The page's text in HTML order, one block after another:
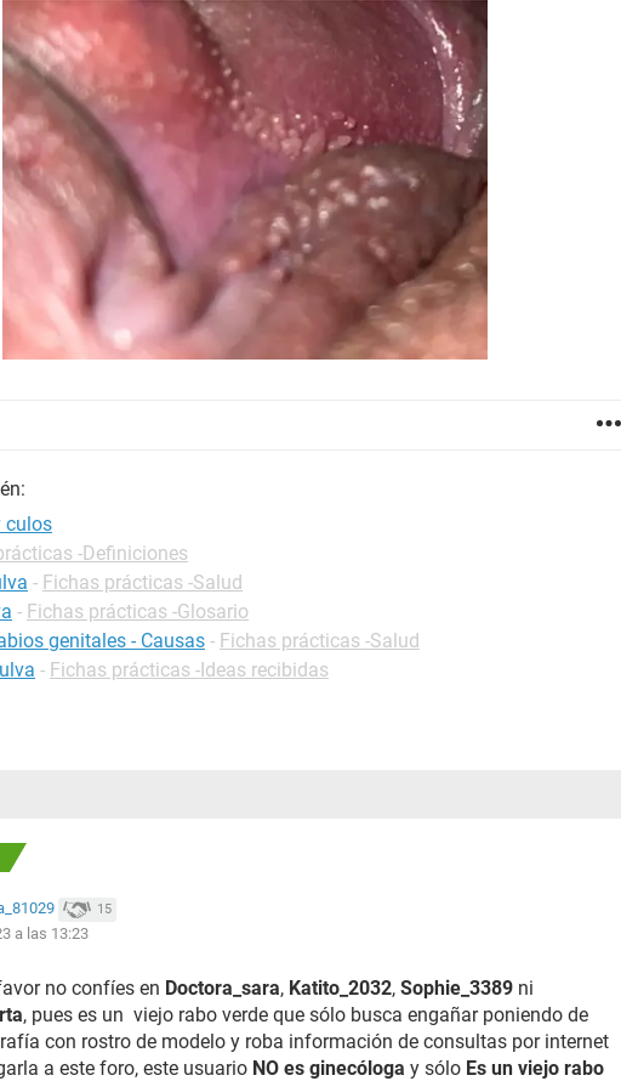
culos
-Definiciones
- Fichas prácticas -Salud
- Fichas prácticas -Glosario
genitales - Causas - Fichas prácticas -Salud
- Fichas prácticas -Ideas recibidas
15
a las 13:23
no confíes en Doctora_sara, Katito_2032, Sophie_3389 ni
, pues es un viejo rabo verde que sólo busca engañar poniendo de
con rostro de modelo y roba información de consultas por internet
a este foro, este usuario NO es ginecóloga y sólo Es un viejo rabo